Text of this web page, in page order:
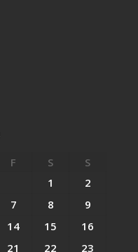
F S
S
1
2
7 8
9
14 15
16
21 22 23